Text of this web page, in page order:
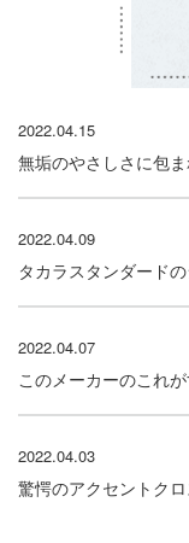
2022.04.15
無垢のやさしさに包
2022.04.09
タカラスタンダード
2022.04.07
このメーカーのこれ
2022.04.03
驚愕のアクセントク